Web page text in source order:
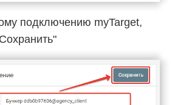
подключению myTarget,